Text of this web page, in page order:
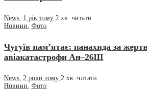
News 1 рік тому 2 хв. читати
Новини Фото
Чугуїв пам’ятає: панахида за
авіакатастрофи Ан–26Ш
News 2 роки тому 2 хв. читати
Новини Фото